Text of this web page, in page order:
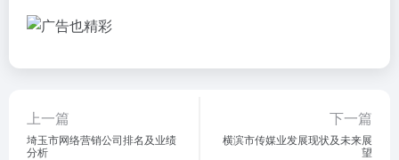
上一篇
埼玉市网络营销公司排名及业绩
分析
下一篇
横滨市传媒业发展现状及未来展
望